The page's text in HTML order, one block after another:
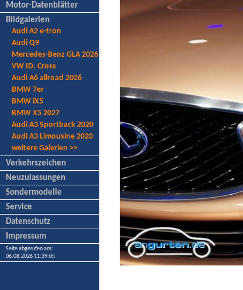
Motor-Datenblätter
Bildgalerien
Audi A2 e-tron
Audi Q9
Mercedes-Benz GLA 2026
VW ID. Cross
Audi A6 allroad 2026
BMW 7er
BMW iX5
BMW X5 2027
Audi A3 Sportback 2020
Audi A3 Limousine 2020
weitere Galerien >>
Verkehrszeichen
Neuzulassungen
Sondermodelle
Service
Datenschutz
Impressum
Seite abgerufen am:
06.08.2026 11:39:05